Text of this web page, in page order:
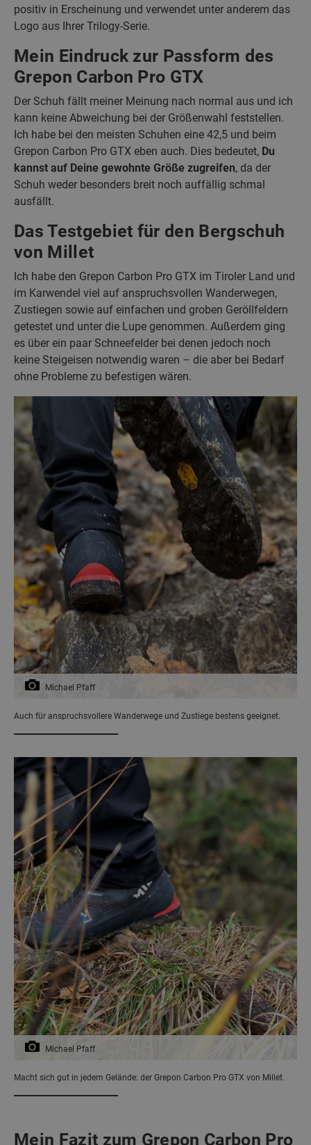
positiv in Erscheinung und verwendet unter anderem das
Logo aus Ihrer Trilogy-Serie.
Mein Eindruck zur Passform des
Grepon Carbon Pro GTX
Der Schuh fällt meiner Meinung nach normal aus und ich
kann keine Abweichung bei der Größenwahl feststellen.
Ich habe bei den meisten Schuhen eine 42,5 und beim
Grepon Carbon Pro GTX eben auch. Dies bedeutet, Du
kannst auf Deine gewohnte Größe zugreifen, da der
Schuh weder besonders breit noch auffällig schmal
ausfällt.
Das Testgebiet für den Bergschuh
von Millet
Ich habe den Grepon Carbon Pro GTX im Tiroler Land und
im Karwendel viel auf anspruchsvollen Wanderwegen,
Zustiegen sowie auf einfachen und groben Geröllfeldern
getestet und unter die Lupe genommen. Außerdem ging
es über ein paar Schneefelder bei denen jedoch noch
keine Steigeisen notwendig waren – die aber bei Bedarf
ohne Probleme zu befestigen wären.
Michael Pfaff
Auch für anspruchsvollere Wanderwege und Zustiege bestens geeignet.
Michael Pfaff
Macht sich gut in jedem Gelände: der Grepon Carbon Pro GTX von Millet.
Mein Fazit zum Grepon Carbon Pro